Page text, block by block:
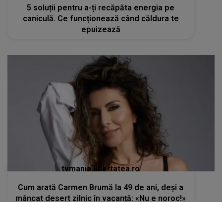
5 soluții pentru a-ți recăpăta energia pe
caniculă. Ce funcționează când căldura te
epuizează
tvmania.libertatea.ro
Cum arată Carmen Brumă la 49 de ani, deși a
mâncat desert zilnic în vacanță: «Nu e noroc!»